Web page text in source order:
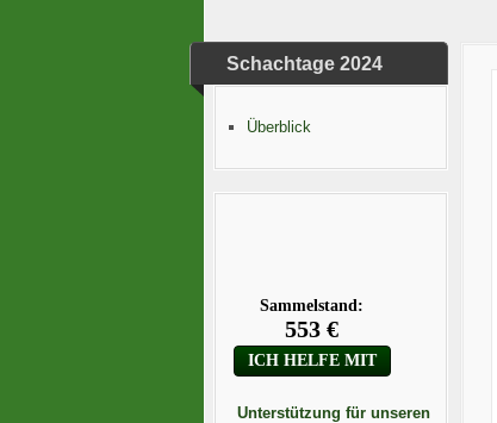
Schachtage 2024
Überblick
Unterstützung für unseren